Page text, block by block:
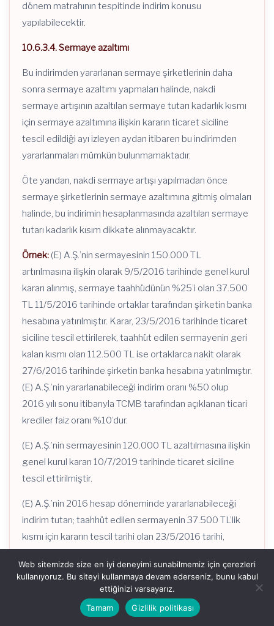
dönem matrahının tespitinde indirim konusu
yapılabilecektir.
10.6.3.4. Sermaye azaltımı
Bu indirimden yararlanan sermaye şirketlerinin daha
sonra sermaye azaltımı yapmaları halinde, nakdi
sermaye artışının azaltılan sermaye tutarı kadarlık kısmı
için sermaye azaltımına ilişkin kararın ticaret siciline
tescil edildiği ayı izleyen aydan itibaren bu indirimden
yararlanmaları mümkün bulunmamaktadır.
Öte yandan, nakdi sermaye artışı yapılmadan önce
sermaye şirketlerinin sermaye azaltımına gitmiş olmaları
halinde, bu indirimin hesaplanmasında azaltılan sermaye
tutarı kadarlık kısım dikkate alınmayacaktır.
Örnek: (E) A.Ş.’nin sermayesinin 150.000 TL
artırılmasına ilişkin olarak 9/5/2016 tarihinde genel kurul
kararı alınmış, sermaye taahhüdünün %25’i olan 37.500
TL 11/5/2016 tarihinde ortaklar tarafından şirketin banka
hesabına yatırılmıştır. Karar, 23/5/2016 tarihinde ticaret
siciline tescil ettirilerek, taahhüt edilen sermayenin geri
kalan kısmı olan 112.500 TL ise ortaklarca nakit olarak
27/6/2016 tarihinde şirketin banka hesabına yatırılmıştır.
(E) A.Ş.’nin yararlanabileceği indirim oranı %50 olup
2016 yılı sonu itibarıyla TCMB tarafından açıklanan ticari
krediler faiz oranı %10’dur.
(E) A.Ş.’nin sermayesinin 120.000 TL azaltılmasına ilişkin
genel kurul kararı 10/7/2019 tarihinde ticaret siciline
tescil ettirilmiştir.
(E) A.Ş.’nin 2016 hesap döneminde yararlanabileceği
indirim tutarı; taahhüt edilen sermayenin 37.500 TL’lik
kısmı için kararın tescil tarihi olan 23/5/2016 tarihi,
şirketin banka hesabına yatırıldığı 27/6/2016 tarihi
dikkate alınarak hesaplanacaktır.
37.500 TL için;
Web sitemizde size en iyi deneyimi sunabilmemiz için çerezleri
kullanıyoruz. Bu siteyi kullanmaya devam ederseniz, bunu kabul
ettiğinizi varsayarız.
Tamam
Gizlilik politikası